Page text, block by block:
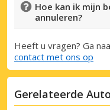
Hoe kan ik mijn
annuleren?
Heeft u vragen? Ga
contact met ons op
Gerelateerde